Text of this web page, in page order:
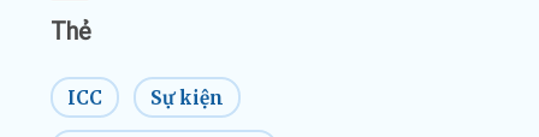
Thẻ
ICC Sự kiện